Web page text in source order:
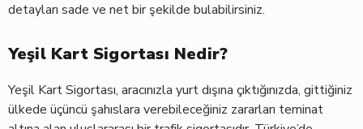
detayları sade ve net bir şekilde bulabilirsiniz.
Yeşil Kart Sigortası Nedir?
Yeşil Kart Sigortası, aracınızla yurt dışına çıktığınızda, gittiğiniz
ülkede üçüncü şahıslara verebileceğiniz zararları teminat